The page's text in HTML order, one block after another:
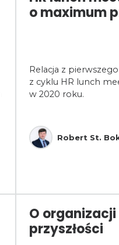
o maximum
Relacja z
z cyklu HR lunch
w 2020 roku.
Robert St.
O organizacji
przyszłości